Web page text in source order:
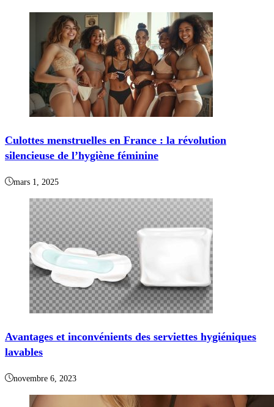
Culottes menstruelles en France : la révolution
silencieuse de l’hygiène féminine
mars 1, 2025
Avantages et inconvénients des serviettes hygiéniques
lavables
novembre 6, 2023